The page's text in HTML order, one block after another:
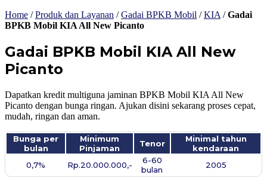
Home /Produk dan Layanan /Gadai BPKB Mobil /KIA /Gadai
BPKB Mobil KIA All New Picanto
Gadai BPKB Mobil KIA All New
Picanto
Dapatkan kredit multiguna jaminan BPKB Mobil KIA All New
Picanto dengan bunga ringan. Ajukan disini sekarang proses cepat,
mudah, ringan dan aman.
Bunga per
bulan
Minimum
Pinjaman
Tenor
Minimal tahun
kendaraan
0,7%
Rp.20.000.000,-
6-60
bulan
2005